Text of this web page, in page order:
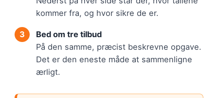
kommer fra, og hvor sikre de er.
Bed om tre tilbud
På den samme, præcist beskrevne opgave.
Det er den eneste måde at sammenligne
ærligt.